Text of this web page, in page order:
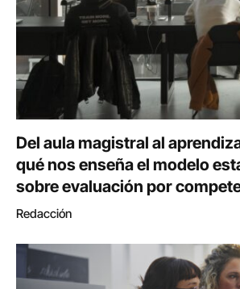
Del aula magistral al
qué nos enseña el modelo
sobre evaluación por
Redacción